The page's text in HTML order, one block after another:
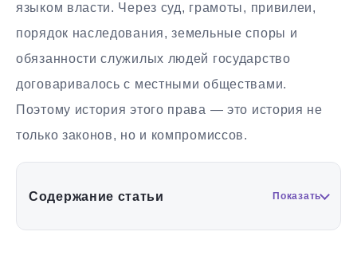
языком власти. Через суд, грамоты, привилеи,
порядок наследования, земельные споры и
обязанности служилых людей государство
договаривалось с местными обществами.
Поэтому история этого права — это история не
только законов, но и компромиссов.
Содержание статьи Показать